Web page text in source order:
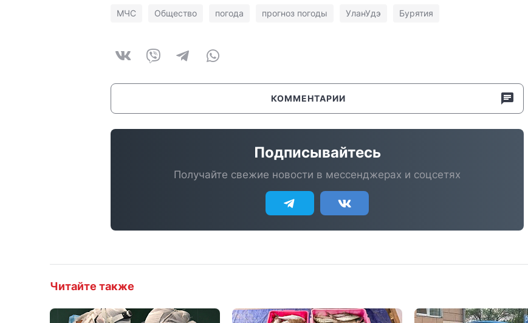
МЧС Общество погода прогноз погоды УланУдэ Бурятия
КОММЕНТАРИИ
Подписывайтесь
Получайте свежие новости в мессенджерах и соцсетях
Читайте также